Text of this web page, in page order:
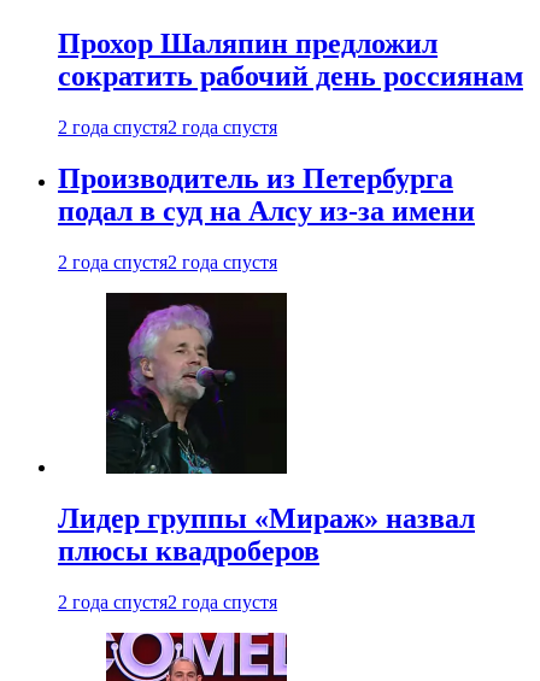
Прохор Шаляпин предложил
сократить рабочий день россиянам
2 года спустя2 года спустя
Производитель из Петербурга
подал в суд на Алсу из-за имени
2 года спустя2 года спустя
Лидер группы «Мираж» назвал
плюсы квадроберов
2 года спустя2 года спустя